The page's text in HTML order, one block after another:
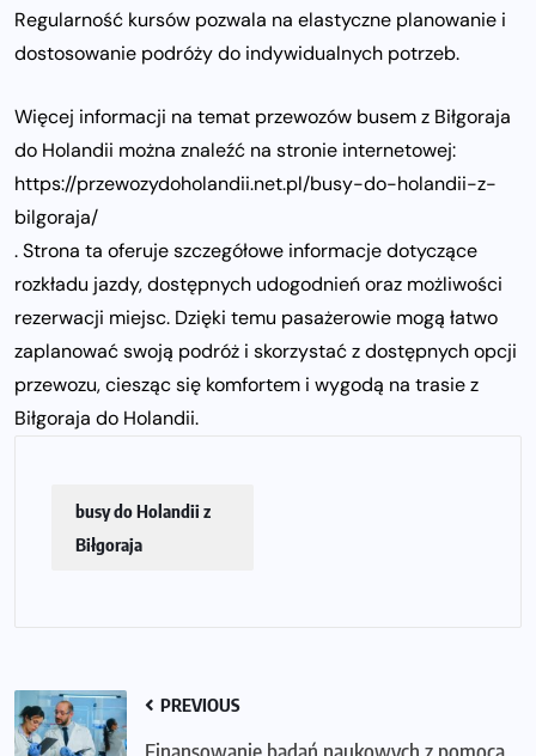
Regularność kursów pozwala na elastyczne planowanie i
dostosowanie podróży do indywidualnych potrzeb.
Więcej informacji na temat przewozów busem z Biłgoraja
do Holandii można znaleźć na stronie internetowej:
https://przewozydoholandii.net.pl/busy-do-holandii-z-
bilgoraja/
. Strona ta oferuje szczegółowe informacje dotyczące
rozkładu jazdy, dostępnych udogodnień oraz możliwości
rezerwacji miejsc. Dzięki temu pasażerowie mogą łatwo
zaplanować swoją podróż i skorzystać z dostępnych opcji
przewozu, ciesząc się komfortem i wygodą na trasie z
Biłgoraja do Holandii.
busy do Holandii z
Biłgoraja
PREVIOUS
Finansowanie badań naukowych z pomocą